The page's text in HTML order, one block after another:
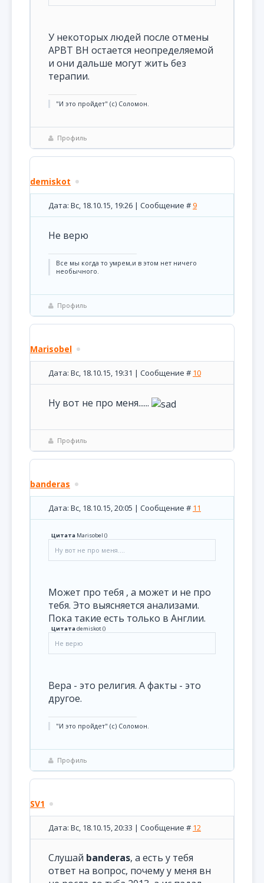
У некоторых людей после отмены
АРВТ ВН остается неопределяемой
и они дальше могут жить без
терапии.
"И это пройдет" (с) Соломон.
Профиль
demiskot
Дата: Вс, 18.10.15, 19:26 | Сообщение #9
Не верю
Все мы когда то умрем,и в этом нет ничего
необычного.
Профиль
Marisobel
Дата: Вс, 18.10.15, 19:31 | Сообщение # 10
Ну вот не про меня......
Профиль
banderas
Дата: Вс, 18.10.15, 20:05 | Сообщение # 11
Цитата Marisobel ()
Ну вот не про меня....
Может про тебя , а может и не про
тебя. Это выясняется анализами.
Пока такие есть только в Англии.
Цитатаdemiskot()
Не верю
Вера - это религия. А факты - это
другое.
"И это пройдет" (с) Соломон.
Профиль
SV1
Дата: Вс, 18.10.15, 20:33 | Сообщение # 12
Слушай banderas, а есть у тебя
ответ на вопрос, почему у меня вн